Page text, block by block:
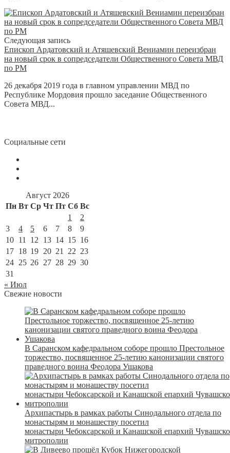
Следующая запись
Епископ Ардатовский и Атяшевский Вениамин переизбран
на новый срок в сопредседатели Общественного Совета МВД
по РМ
26 декабря 2019 года в главном управлении МВД по
Республике Мордовия прошло заседание Общественного
Совета МВД...
Социальные сети
Август 2026
Пн Вт Ср Чт Пт Сб Вс
1
2
3
4 5 6 7 8
9
10 11 12 13 14 15 16
17 18 19 20 21 22 23
24 25 26 27 28 29 30
31
« Июл
Свежие новости
В Саранском кафедральном соборе прошло Престольное
торжество, посвященное 25-летию канонизации святого
праведного воина Феодора Ушакова
Архипастырь в рамках работы Синодального отдела по
монастырям и монашеству посетил
монастыри Чебоксарской и Канашской епархий
митрополии